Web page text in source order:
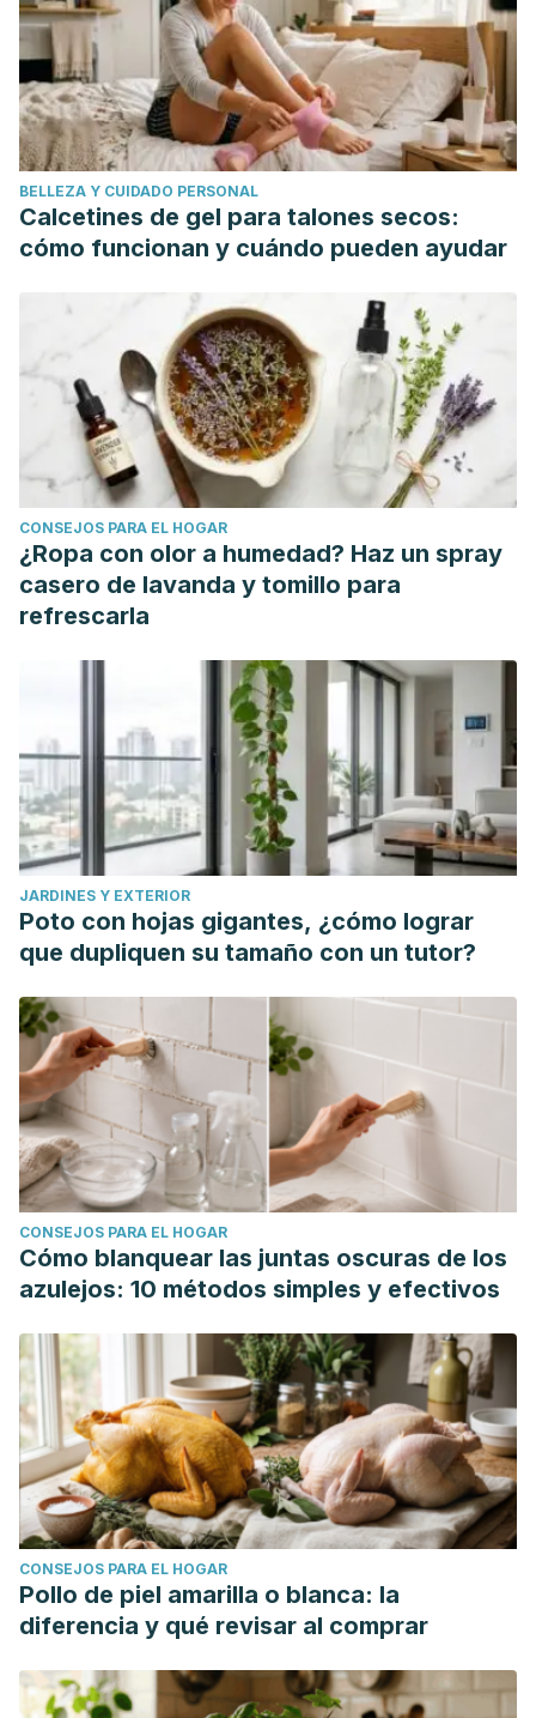
del Río Fortuna, Cynthia. "Elecciones en anticoncepción
quirúrgica: una mirada sobre la relación entre la técnica y
la persona." Runa 30.1 (2009): 79-95.
Gervaise, A., and H. Fernandez. "Técnicas de esterilización
femenina." EMC-Cirugía General 11.1 (2011): 1-10.
BELLEZA Y CUIDADO PERSONAL
Calcetines de gel para talones secos:
cómo funcionan y cuándo pueden ayudar
CONSEJOS PARA EL HOGAR
¿Ropa con olor a humedad? Haz un spray
casero de lavanda y tomillo para
refrescarla
JARDINES Y EXTERIOR
Poto con hojas gigantes, ¿cómo lograr
que dupliquen su tamaño con un tutor?
CONSEJOS PARA EL HOGAR
Cómo blanquear las juntas oscuras de los
azulejos: 10 métodos simples y efectivos
CONSEJOS PARA EL HOGAR
Pollo de piel amarilla o blanca: la
diferencia y qué revisar al comprar